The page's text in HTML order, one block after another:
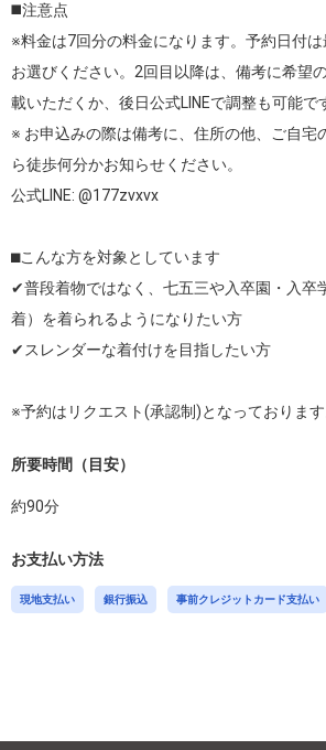
◼️注意点
※料金は7回分の料金になります。予約日付
お選びください。2回目以降は、備考に希望
載いただくか、後日公式LINEで調整も可能で
※ お申込みの際は備考に、住所の他、ご自宅
ら徒歩何分かお知らせください。
公式LINE: @177zvxvx
⬛︎こんな方を対象としています
✔普段着物ではなく、七五三や入卒園・入卒
着）を着られるようになりたい方
✔スレンダーな着付けを目指したい方
※予約はリクエスト(承認制)となっております
所要時間（目安）
約90分
お支払い方法
現地支払い 銀行振込 事前クレジットカード支払い